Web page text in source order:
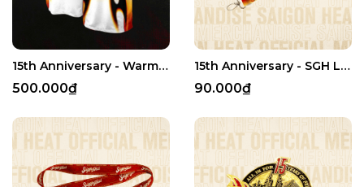
15th Anniversary - Warm-up Mesh Shirt
500.000₫
15th Anniversary - SGH Lanyard
90.000₫